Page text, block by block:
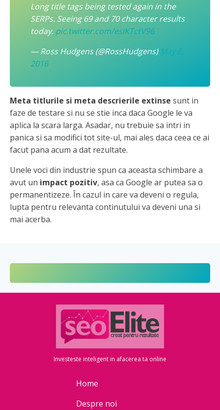
Long title tags being tested again in the
SERPs. Seeing 69 and 70 character results
today. pic.twitter.com/esiKTctV96
— Ross Hudgens (@RossHudgens) May 6,
2016
Meta titlurile si meta descrierile extinse sunt in
faze de testare si nu se stie inca daca Google le va
aplica la scara larga. Asadar, nu trebuie sa intri in
panica si sa modifici tot site-ul, mai ales daca ceea ce ai
facut pana acum a dat rezultate.
Unele voci din industrie spun ca aceasta schimbare a
avut un impact pozitiv, asa ca Google ar putea sa o
permanentizeze. În cazul in care va deveni o regula,
lupta pentru relevanta continutului va deveni una si
mai acerba.
Investeste inteligent in afacerea ta online
Home
Despre noi